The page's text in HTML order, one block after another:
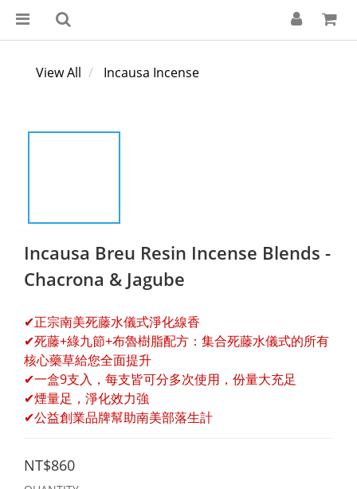
View All Incausa Incense
Incausa Breu Resin Incense Blends -
Chacrona & Jagube
✔正宗南美死藤水儀式淨化線香
✔死藤+綠九節+布魯樹脂配方：集合死藤水儀式的所有
核心藥草給您全面提升
✔一盒9支入，每支皆可分多次使用，份量大充足
✔煙量足，淨化效力強
✔公益創業品牌幫助南美部落生計
NT$860